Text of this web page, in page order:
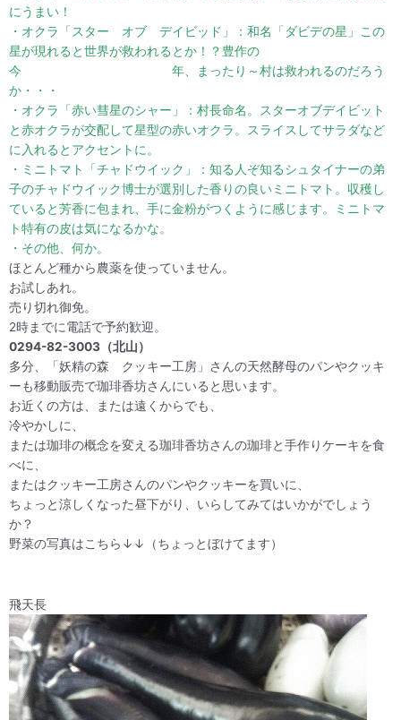
にうまい！
・オクラ「スター オブ デイビッド」：和名「ダビデの星」この
星が現れると世界が救われるとか！？豊作の
今 年、まったり～村は救われるのだろう
か・・・
・オクラ「赤い彗星のシャー」：村長命名。スターオブデイビット
と赤オクラが交配して星型の赤いオクラ。スライスしてサラダなど
に入れるとアクセントに。
・ミニトマト「チャドウイック」：知る人ぞ知るシュタイナーの弟
子のチャドウイック博士が選別した香りの良いミニトマト。収穫し
ていると芳香に包まれ、手に金粉がつくように感じます。ミニトマ
ト特有の皮は気になるかな。
・その他、何か。
ほとんど種から農薬を使っていません。
お試しあれ。
売り切れ御免。
2時までに電話で予約歓迎。
0294-82-3003（北山）
多分、「妖精の森 クッキー工房」さんの天然酵母のパンやクッキ
ーも移動販売で珈琲香坊さんにいると思います。
お近くの方は、または遠くからでも、
冷やかしに、
または珈琲の概念を変える珈琲香坊さんの珈琲と手作りケーキを食
べに、
またはクッキー工房さんのパンやクッキーを買いに、
ちょっと涼しくなった昼下がり、いらしてみてはいかがでしょう
か？
野菜の写真はこちら↓↓（ちょっとぼけてます）
飛天長